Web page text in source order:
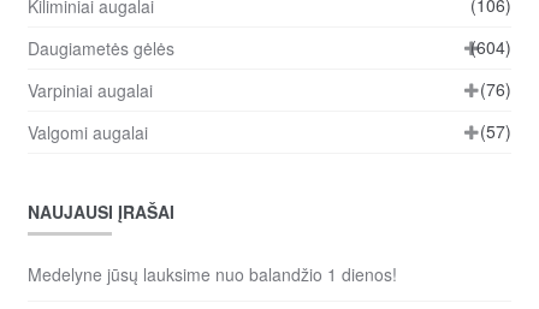
Kiliminiai augalai
Daugiametės gėlės
(604)
Varpiniai augalai
(76)
Valgomi augalai
(57)
NAUJAUSI ĮRAŠAI
Medelyne jūsų lauksime nuo balandžio 1 dienos!